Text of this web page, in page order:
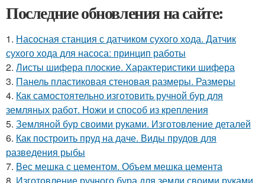
Последние обновления на сайте:
1. Насосная станция с датчиком сухого хода. Датчик
сухого хода для насоса: принцип работы
2. Листы шифера плоские. Характеристики шифера
3. Панель пластиковая стеновая размеры. Размеры
4. Как самостоятельно изготовить ручной бур для
земляных работ. Ножи и способ из крепления
5. Земляной бур своими руками. Изготовление деталей
6. Как построить пруд на даче. Виды прудов для
разведения рыбы
7. Вес мешка с цементом. Объем мешка цемента